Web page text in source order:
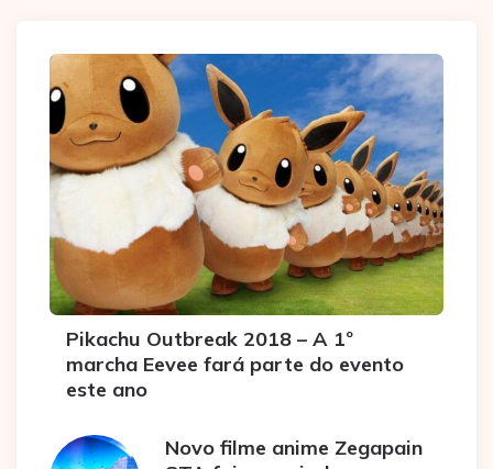
Pikachu Outbreak 2018 – A 1º
marcha Eevee fará parte do evento
este ano
Novo filme anime Zegapain